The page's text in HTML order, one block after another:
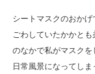
シートマスクのおか
ごわしていたかかと
のなかで私がマスク
日常風景になってし